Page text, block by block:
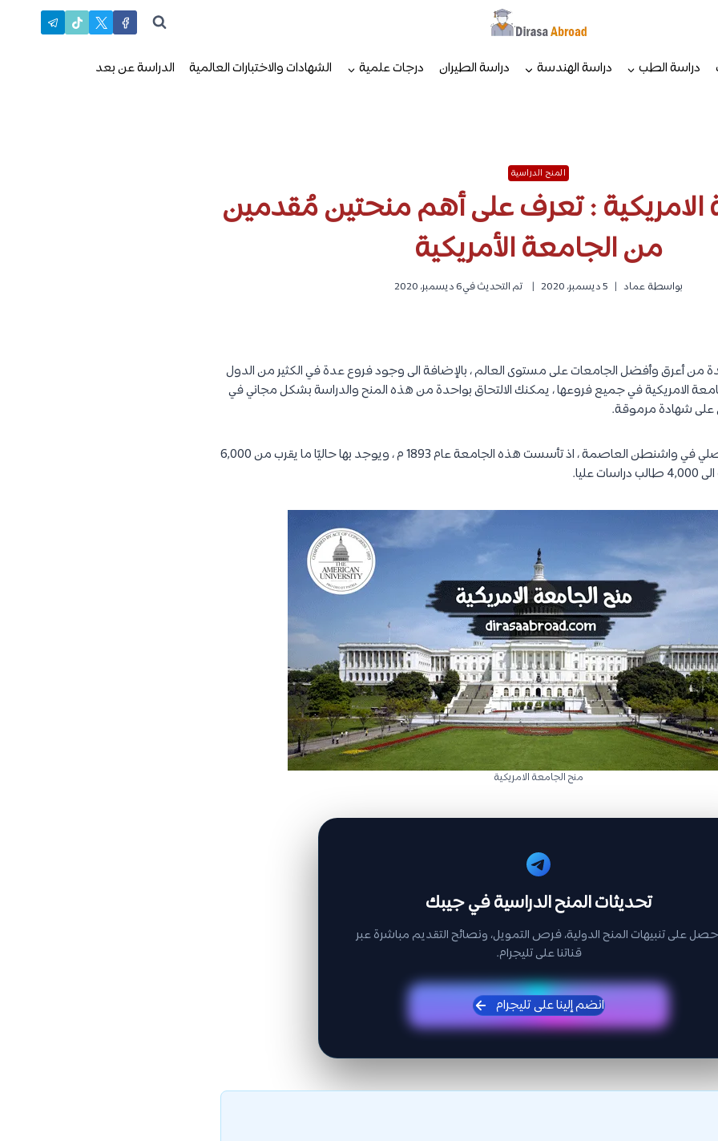
دراسة الطب دراسة الهندسة دراسة الطيران درجات علمية الشهادات والاختبارات العالمية الدراسة عن بعد
المنح الدراسية
الامريكية : تعرف على أهم منحتين مُقدمين
من الجامعة الأمريكية
بواسطة عماد 5 ديسمبر، 2020 تم التحديث في6 ديسمبر، 2020
من أعرق وأفضل الجامعات على مستوى العالم ، بالإضافة الى وجود فروع عدة في الكثير من الدول
الامريكية في جميع فروعها ، يمكنك الالتحاق بواحدة من هذه المنح والدراسة بشكل مجاني في
على شهادة مرموقة.
هي جامعة خاصة مقرها الأصلي في واشنطن العاصمة ، اذ تأسست هذه الجامعة عام 1893 م ، ويوجد بها حاليًا ما يقرب من 6,000
منح الجامعة الامريكية
تحديثات المنح الدراسية في جيبك
على تنبيهات المنح الدولية، فرص التمويل، ونصائح التقديم مباشرة عبر
قناتنا على تليجرام.
انضم إلينا على تليجرام